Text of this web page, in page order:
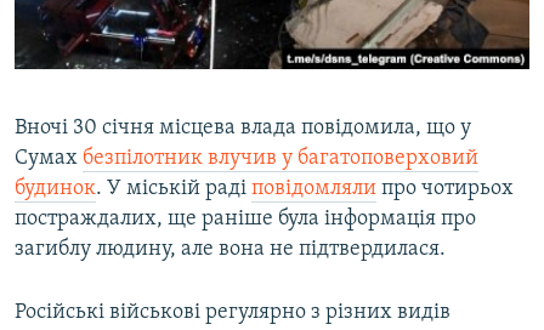
Вночі 30 січня місцева влада повідомила, що у
Сумах безпілотник влучив у багатоповерховий
будинок. У міській раді повідомляли про чотирьох
постраждалих, ще раніше була інформація про
загиблу людину, але вона не підтвердилася.
Російські військові регулярно з різних видів